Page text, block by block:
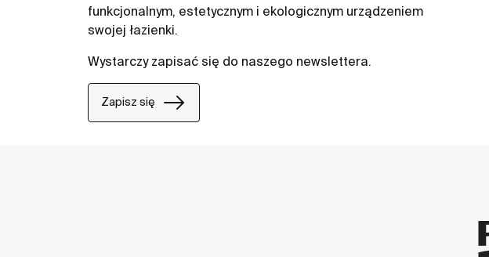
funkcjonalnym, estetycznym i ekologicznym urządzeniem
swojej łazienki.
Wystarczy zapisać się do naszego newslettera.
Zapisz się